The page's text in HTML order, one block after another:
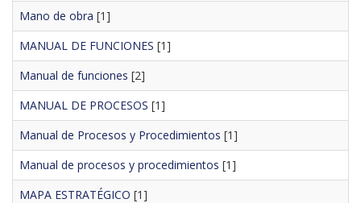
Mano de obra [1]
MANUAL DE FUNCIONES [1]
Manual de funciones [2]
MANUAL DE PROCESOS [1]
Manual de Procesos y Procedimientos [1]
Manual de procesos y procedimientos [1]
MAPA ESTRATÉGICO [1]